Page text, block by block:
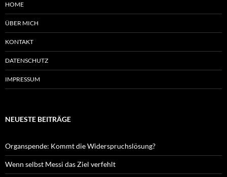
HOME
ÜBER MICH
KONTAKT
DATENSCHUTZ
IMPRESSUM
NEUESTE BEITRÄGE
Organspende: Kommt die Widerspruchslösung?
Wenn selbst Messi das Ziel verfehlt